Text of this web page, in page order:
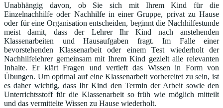
Unabhängig davon, ob Sie sich mit Ihrem Kind für die
Einzelnachhilfe oder Nachhilfe in einer Gruppe, privat zu Hause
oder für eine Organisation entscheiden, beginnt die Nachhilfestunde
meist damit, dass der Lehrer Ihr Kind nach anstehenden
Klassenarbeiten und Hausaufgaben fragt. Im Falle einer
bevorstehenden Klassenarbeit oder einem Test wiederholt der
Nachhilfelehrer gemeinsam mit Ihrem Kind gezielt alle relevanten
Inhalte. Er klärt Fragen und vertieft das Wissen in Form von
Übungen. Um optimal auf eine Klassenarbeit vorbereitet zu sein, ist
es daher wichtig, dass Ihr Kind den Termin der Arbeit sowie den
Unterrichtsstoff für die Klassenarbeit so früh wie möglich mitteilt
und das vermittelte Wissen zu Hause wiederholt.